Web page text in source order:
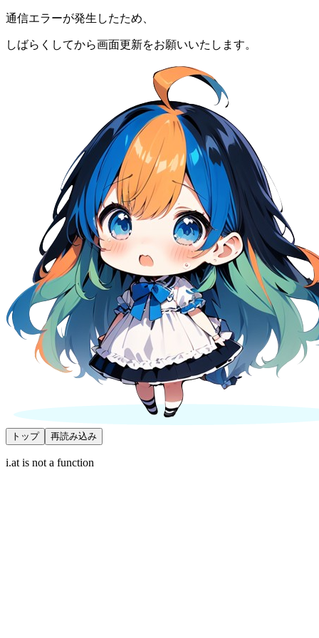
通信エラーが発生したため、
しばらくしてから画面更新をお願いいたします。
トップ 再読み込み
i.at is not a function